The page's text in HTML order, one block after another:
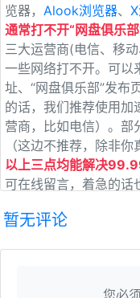
览器， Alook浏览器、
通常打不开“网盘俱乐
三大运营商(电信、移
一些网络打不开。可以
址、“网盘俱乐部”发布
的话，我们推荐使用加
营商，比如电信）。
（这边不推荐，除非
以上三点均能解决
可在线留言，着急的话
暂无评论
您必